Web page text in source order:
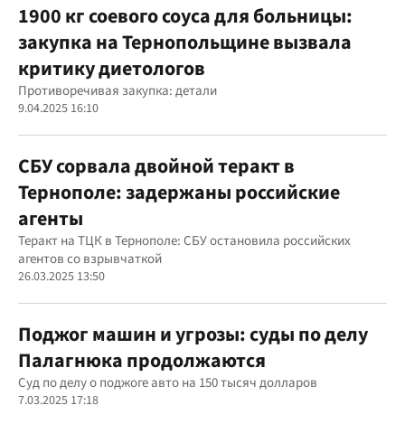
1900 кг соевого соуса для больницы:
закупка на Тернопольщине вызвала
критику диетологов
Противоречивая закупка: детали
9.04.2025 16:10
СБУ сорвала двойной теракт в
Тернополе: задержаны российские
агенты
Теракт на ТЦК в Тернополе: СБУ остановила российских
агентов со взрывчаткой
26.03.2025 13:50
Поджог машин и угрозы: суды по делу
Палагнюка продолжаются
Суд по делу о поджоге авто на 150 тысяч долларов
7.03.2025 17:18